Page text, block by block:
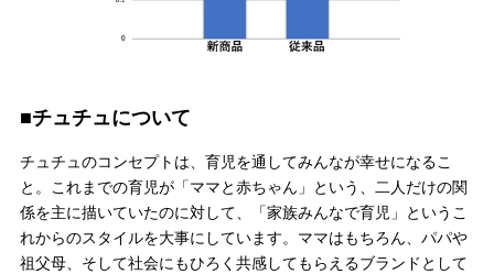
■チュチュについて
チュチュのコンセプトは、育児を通してみんなが幸せになるこ
と。これまでの育児が「ママと赤ちゃん」という、二人だけの関
係を主に描いていたのに対して、「家族みんなで育児」というこ
れからのスタイルを大事にしています。ママはもちろん、パパや
祖父母、そして社会にもひろく共感してもらえるブランドとして